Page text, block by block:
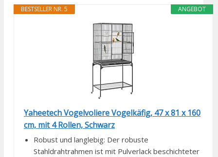
ANGEBOT
BESTSELLER NR. 5
Yaheetech Vogelvoliere Vogelkäfig, 47 x 81 x 160
cm, mit 4 Rollen, Schwarz
Robust und langlebig: Der robuste
Stahldrahtrahmen ist mit Pulverlack beschichteter